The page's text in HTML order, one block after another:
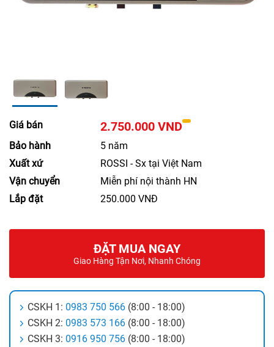
Giá bán 2.750.000 VND
Bảo hành
5 năm
Xuất xứ
ROSSI - Sx tại Việt Nam
Vận chuyển
Miễn phí nội thành HN
Lắp đặt
250.000 VNĐ
ĐẶT MUA NGAY
Giao Hàng Tận Nơi, Nhanh Chóng
CSKH 1: 0983 750 566 (8:00 - 18:00)
CSKH 2: 0983 573 166 (8:00 - 18:00)
CSKH 3: 0916 950 756 (8:00 - 18:00)